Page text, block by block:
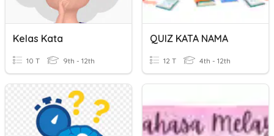
Kelas Kata
10 T 9th - 12th
QUIZ KATA NAMA
12 T 4th - 12th